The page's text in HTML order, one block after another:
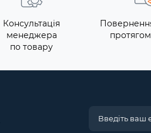
Консультація
менеджера
по товару
протягом